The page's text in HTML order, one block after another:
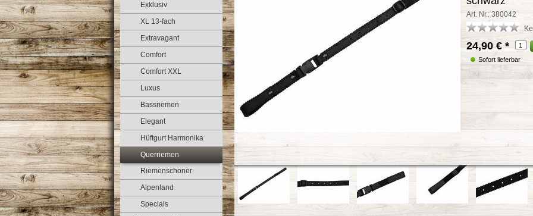
Exklusiv
XL 13-fach
Extravagant
Comfort
Comfort XXL
Luxus
Bassriemen
Elegant
Hüftgurt Harmonika
Querriemen
Riemenschoner
Alpenland
Specials
Art. Nr.: 380042
24,90 € *
Sofort lieferbar